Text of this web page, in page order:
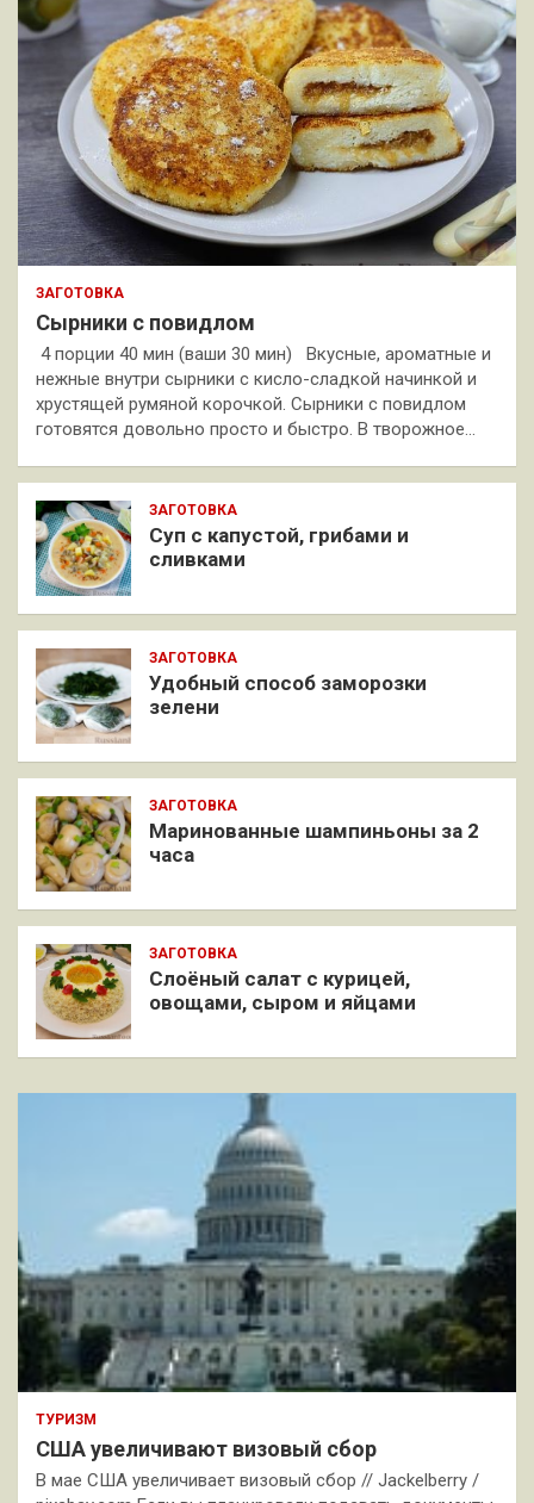
ЗАГОТОВКА
Сырники с повидлом
4 порции 40 мин (ваши 30 мин) Вкусные, ароматные и
нежные внутри сырники с кисло-сладкой начинкой и
хрустящей румяной корочкой. Сырники с повидлом
готовятся довольно просто и быстро. В творожное…
ЗАГОТОВКА
Суп с капустой, грибами и
сливками
ЗАГОТОВКА
Удобный способ заморозки
зелени
ЗАГОТОВКА
Маринованные шампиньоны за 2
часа
ЗАГОТОВКА
Слоёный салат с курицей,
овощами, сыром и яйцами
ТУРИЗМ
США увеличивают визовый сбор
В мае США увеличивает визовый сбор // Jackelberry /